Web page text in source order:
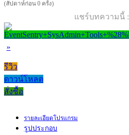
(สัปดาห์ก่อน 0 ครั้ง)
แชร์บทความนี้ :
»
รีวิว
ดาวน์โหลด
สั่งซื้อ
รายละเอียดโปรแกรม
รูปประกอบ